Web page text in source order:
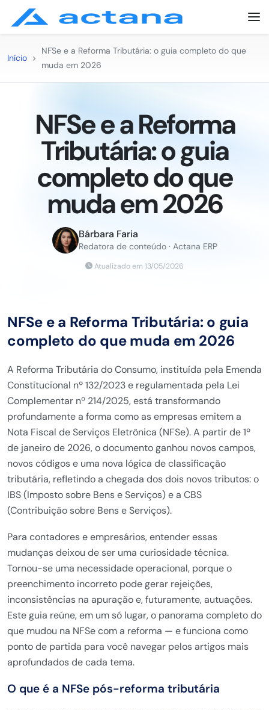
Início >
NFSe e a Reforma Tributária: o guia completo do que
muda em 2026
NFSe e a Reforma
Tributária: o guia
completo do que
muda em 2026
Bárbara Faria
Redatora de conteúdo · Actana ERP
Atualizado em 13/05/2026
NFSe e a Reforma Tributária: o guia
completo do que muda em 2026
A Reforma Tributária do Consumo, instituída pela Emenda
Constitucional nº 132/2023 e regulamentada pela Lei
Complementar nº 214/2025, está transformando
profundamente a forma como as empresas emitem a
Nota Fiscal de Serviços Eletrônica (NFSe). A partir de 1º
de janeiro de 2026, o documento ganhou novos campos,
novos códigos e uma nova lógica de classificação
tributária, refletindo a chegada dos dois novos tributos: o
IBS (Imposto sobre Bens e Serviços) e a CBS
(Contribuição sobre Bens e Serviços).
Para contadores e empresários, entender essas
mudanças deixou de ser uma curiosidade técnica.
Tornou-se uma necessidade operacional, porque o
preenchimento incorreto pode gerar rejeições,
inconsistências na apuração e, futuramente, autuações.
Este guia reúne, em um só lugar, o panorama completo do
que mudou na NFSe com a reforma — e funciona como
ponto de partida para você navegar pelos artigos mais
aprofundados de cada tema.
O que é a NFSe pós-reforma tributária